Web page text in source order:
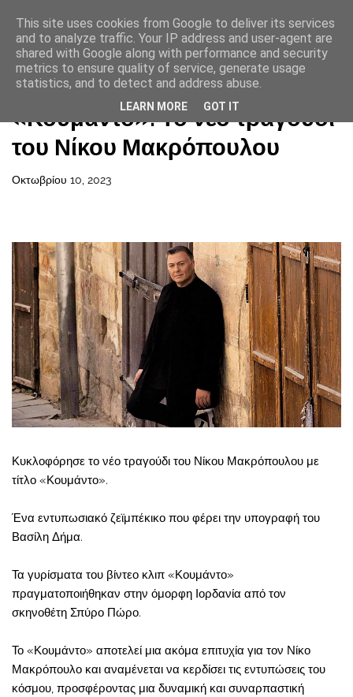
Αρχική σελίδα
«Κουμάντο»: Το νέο τραγούδι
του Νίκου Μακρόπουλου
Οκτωβρίου 10, 2023
Κυκλοφόρησε το νέο τραγούδι του Νίκου Μακρόπουλου με
τίτλο «Κουμάντο».
Ένα εντυπωσιακό ζεϊμπέκικο που φέρει την υπογραφή του
Βασίλη Δήμα.
Τα γυρίσματα του βίντεο κλιπ «Κουμάντο»
πραγματοποιήθηκαν στην όμορφη Ιορδανία από τον
σκηνοθέτη Σπύρο Πώρο.
Το «Κουμάντο» αποτελεί μια ακόμα επιτυχία για τον Νίκο
Μακρόπουλο και αναμένεται να κερδίσει τις εντυπώσεις του
κόσμου, προσφέροντας μια δυναμική και συναρπαστική
This site uses cookies from Google to deliver its services
and to analyze traffic. Your IP address and user-agent are
shared with Google along with performance and security
metrics to ensure quality of service, generate usage
statistics, and to detect and address abuse.
LEARN MORE GOT IT